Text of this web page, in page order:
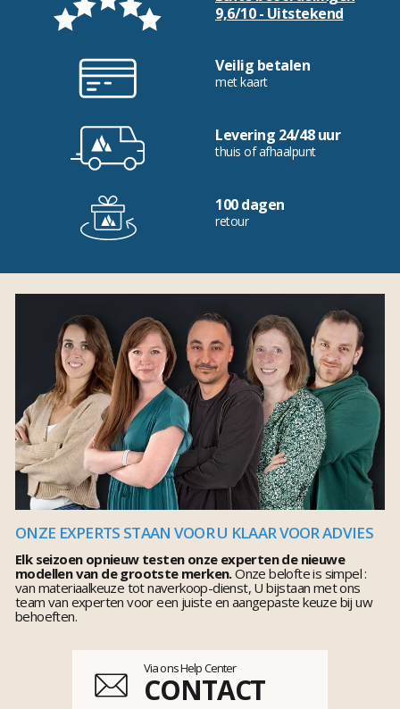
9,6/10 - Uitstekend
Veilig betalen
met kaart
Levering 24/48 uur
thuis of afhaalpunt
100 dagen
retour
ONZE EXPERTS STAAN VOOR U KLAAR VOOR ADVIES
Elk seizoen opnieuw testen onze experten de nieuwe
modellen van de grootste merken.Onze belofte is simpel :
van materiaalkeuze tot naverkoop-dienst, U bijstaan met ons
team van experten voor een juiste en aangepaste keuze bij uw
behoeften.
Via ons Help Center
CONTACT